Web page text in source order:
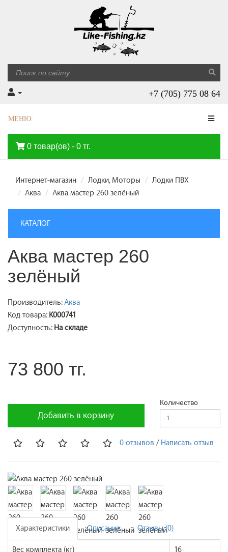
+7 (705) 775 08 64
МЕНЮ:
0 товар(ов) - 0 тг.
Интернет-магазин Лодки, Моторы
Лодки ПВХ
Аква
Аква мастер 260 зелёный
КАТАЛОГ
Аква мастер 260
зелёный
Производитель:Аква
Код товара: K000741
Доступность: На складе
73 800 тг.
Добавить в корзину
Количество
0 отзывов / Написать отзыв
Характеристики Описание Отзывы (0)
Вес комплекта (кг) 16